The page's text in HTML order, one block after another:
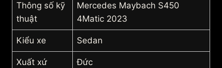
Thông số kỹ
thuật
Mercedes Maybach S450
4Matic 2023
Kiểu xe Sedan
Xuất xứ Đức